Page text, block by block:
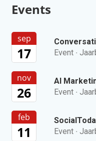
Events
sep
17
Event ·
nov
26
AI
Event ·
feb
11
Event ·